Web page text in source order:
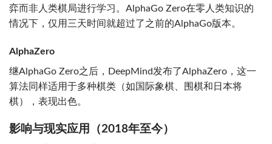
弈而非人类棋局进行学习。AlphaGo Zero在零人类知识的
情况下，仅用三天时间就超过了之前的AlphaGo版本。
AlphaZero
继AlphaGo Zero之后，DeepMind发布了AlphaZero，这一
算法同样适用于多种棋类（如国际象棋、围棋和日本将
棋），表现出色。
影响与现实应用（2018年至今）